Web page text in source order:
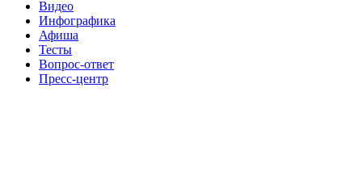
Видео
Инфографика
Афиша
Тесты
Вопрос-ответ
Пресс-центр